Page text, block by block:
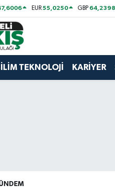
EUR55,0250 GBP 64,2398
TEKNOLOJİ KARİYER